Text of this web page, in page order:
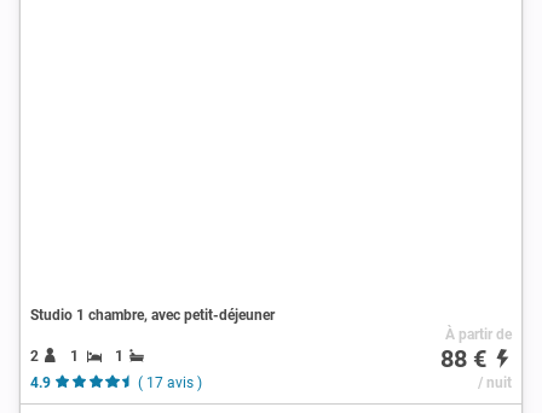
Studio 1 chambre, avec petit-déjeuner
2 1
1
4.9
( 17 avis )
À partir de
88 €
/ nuit